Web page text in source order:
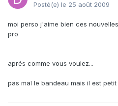
Posté(e) le 25 août 2009
moi perso j'aime bien ces
pro
aprés comme vous voulez...
pas mal le bandeau mais il est